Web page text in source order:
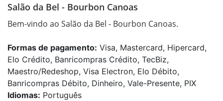
Salão da Bel - Bourbon Canoas
Bem-vindo ao Salão da Bel - Bourbon Canoas.
Formas de pagamento: Visa, Mastercard, Hipercard,
Elo Crédito, Banricompras Crédito, TecBiz,
Maestro/Redeshop, Visa Electron, Elo Débito,
Banricompras Débito, Dinheiro, Vale-Presente, PIX
Idiomas: Português